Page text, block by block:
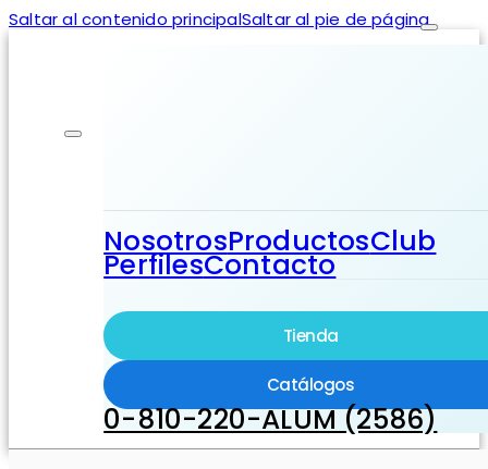
Saltar al contenido principalSaltar al pie de página
NosotrosProductosClub
PerfilesContacto
Tienda
Catálogos
0-810-220-ALUM (2586)